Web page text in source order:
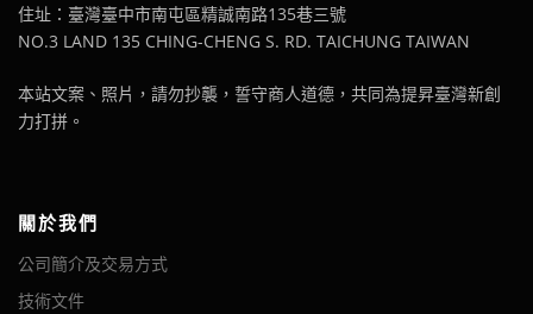
住址：臺灣臺中市南屯區精誠南路135巷三號
NO.3 LAND 135 CHING-CHENG S. RD. TAICHUNG TAIWAN
本站文案、照片，請勿抄襲，誓守商人道德，共同為提昇臺灣新創
力打拼。
關於我們
公司簡介及交易方式
技術文件